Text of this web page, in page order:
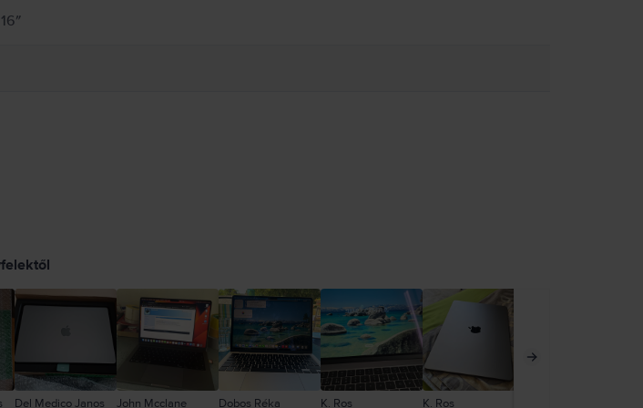
Del Medico Janos John Mcclane Dobos Réka K. Ros K. Ros